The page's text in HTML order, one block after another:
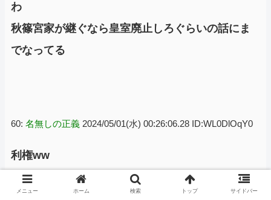
わ
秋篠宮家が継ぐなら皇室廃止しろぐらいの話にま
でなってる
60: 名無しの正義 2024/05/01(水) 00:26:06.28 ID:WL0DlOqY0
利権ww
とりあえず利権って言葉使えば何となくそれっぽ
メニュー ホーム 検索 トップ サイドバー